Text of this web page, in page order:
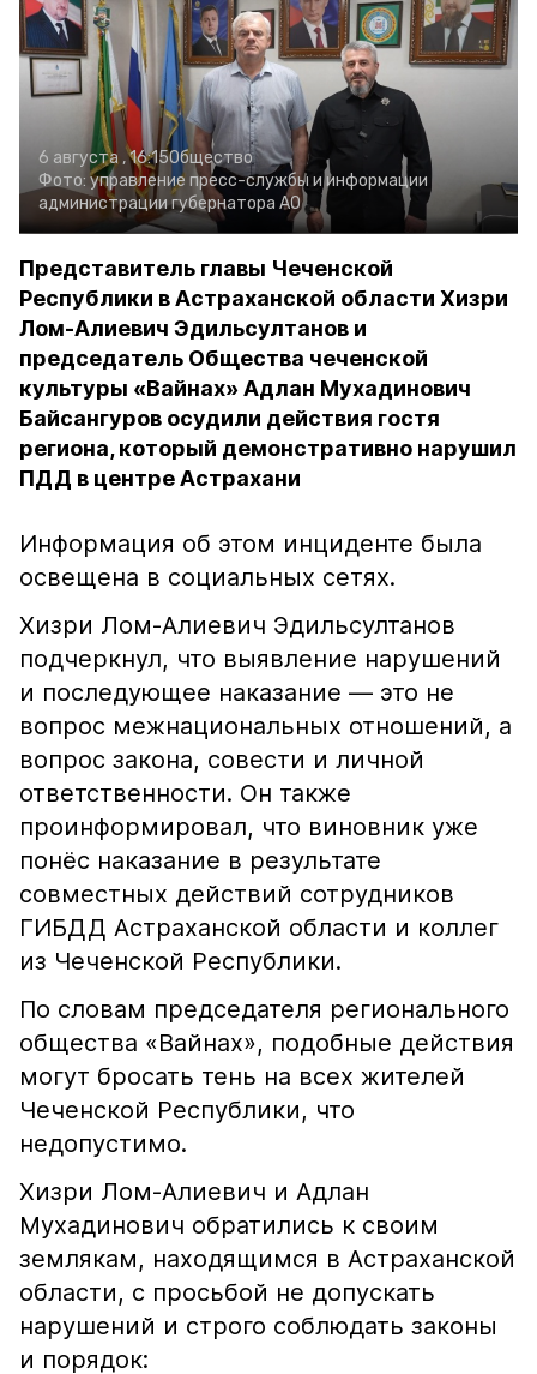
6 августа , 16:15Общество
Фото: управление пресс-службы и информации
администрации губернатора АО
Представитель главы Чеченской
Республики в Астраханской области Хизри
Лом-Алиевич Эдильсултанов и
председатель Общества чеченской
культуры «Вайнах» Адлан Мухадинович
Байсангуров осудили действия гостя
региона, который демонстративно нарушил
ПДД в центре Астрахани
Информация об этом инциденте была
освещена в социальных сетях.
Хизри Лом-Алиевич Эдильсултанов
подчеркнул, что выявление нарушений
и последующее наказание — это не
вопрос межнациональных отношений, а
вопрос закона, совести и личной
ответственности. Он также
проинформировал, что виновник уже
понёс наказание в результате
совместных действий сотрудников
ГИБДД Астраханской области и коллег
из Чеченской Республики.
По словам председателя регионального
общества «Вайнах», подобные действия
могут бросать тень на всех жителей
Чеченской Республики, что
недопустимо.
Хизри Лом-Алиевич и Адлан
Мухадинович обратились к своим
землякам, находящимся в Астраханской
области, с просьбой не допускать
нарушений и строго соблюдать законы
и порядок: